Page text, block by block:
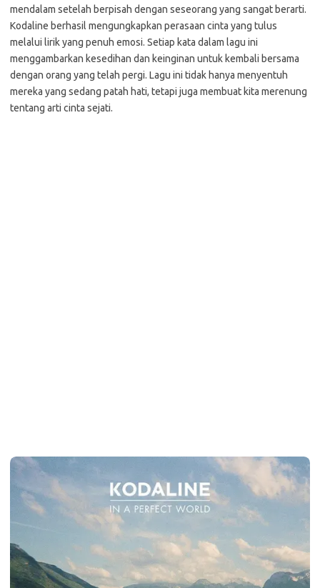
mendalam setelah berpisah dengan seseorang yang sangat berarti.
Kodaline berhasil mengungkapkan perasaan cinta yang tulus
melalui lirik yang penuh emosi. Setiap kata dalam lagu ini
menggambarkan kesedihan dan keinginan untuk kembali bersama
dengan orang yang telah pergi. Lagu ini tidak hanya menyentuh
mereka yang sedang patah hati, tetapi juga membuat kita merenung
tentang arti cinta sejati.